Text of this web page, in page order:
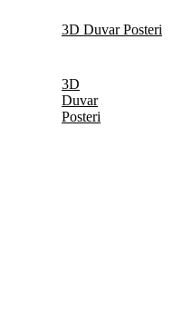
3D Duvar Posteri
3D
Duvar
Posteri